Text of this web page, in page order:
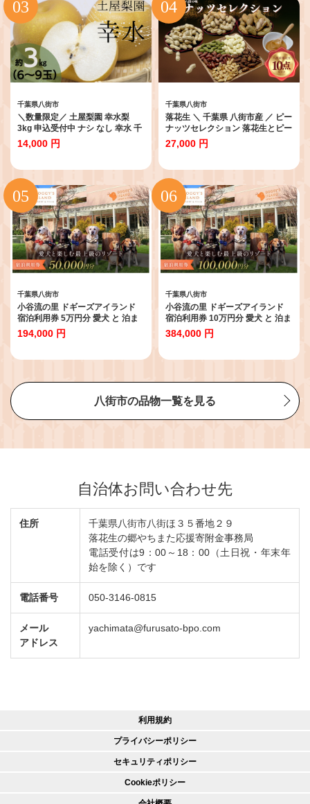
千葉県八街市
＼数量限定／ 土屋梨園 幸水梨
3kg 申込受付中 ナシ なし 幸水 千
葉県産 8月発送 千葉なし 先行予約
先行予約フルーツ
14,000 円
千葉県八街市
落花生 ＼ 千葉県 八街市産 ／ ピー
ナッツセレクション 落花生とピー
ナッツペーストの 10点 セット を
お届け！ Qなっつ 千葉半立 おお
ツペースト 落花生八街 落花生千
葉 半立 ピーナッツペースト
27,000 円
千葉県八街市
小谷流の里 ドギーズアイランド
宿泊利用券 5万円分 愛犬 と 泊ま
れる リゾート ホテル ドッグラン
完備 小型犬 から 中型犬 ・ 大型犬
ドッグリゾート 東京から車で最速
194,000 円
千葉県八街市
小谷流の里 ドギーズアイランド
宿泊利用券 10万円分 愛犬 と 泊ま
れる リゾート ホテル ドッグラン
完備 小型犬 から 中型犬 ・ 大型犬
ドッグリゾート 東京から車で最速
384,000 円
八街市の品物一覧を見る
自治体お問い合わせ先
住所
千葉県八街市八街ほ３５番地２９
落花生の郷やちまた応援寄附金事務局
電話受付は9：00～18：00（土日祝・年末年
始を除く）です
電話番号 050-3146-0815
メール
アドレス
yachimata@furusato-bpo.com
利用規約
プライバシーポリシー
セキュリティポリシー
Cookieポリシー